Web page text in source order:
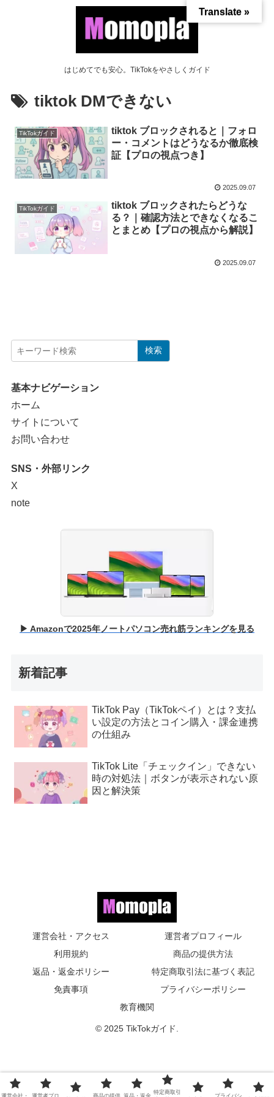
はじめてでも安心。TikTokをやさしくガイド
tiktok DMできない
TikTokガイド
tiktok ブロックされると｜フォロ
ー・コメントはどうなるか徹底検
証【プロの視点つき】
2025.09.07
TikTokガイド
tiktok ブロックされたらどうな
る？｜確認方法とできなくなるこ
とまとめ【プロの視点から解説】
2025.09.07
検索
基本ナビゲーション
ホーム
サイトについて
お問い合わせ
SNS・外部リンク
X
note
▶ Amazonで2025年ノートパソコン売れ筋ランキングを見る
新着記事
TikTok Pay（TikTokペイ）とは？支払
い設定の方法とコイン購入・課金連携
の仕組み
TikTok Lite「チェックイン」できない
時の対処法｜ボタンが表示されない原
因と解決策
運営会社・アクセス
運営者プロフィール
利用規約
商品の提供方法
返品・返金ポリシー
特定商取引法に基づく表記
免責事項
プライバシーポリシー
教育機関
© 2025 TikTokガイド.
運営会社・ 運営者プロ 商品の提供 返品・返金
特定商取引
プライバシ
Translate »